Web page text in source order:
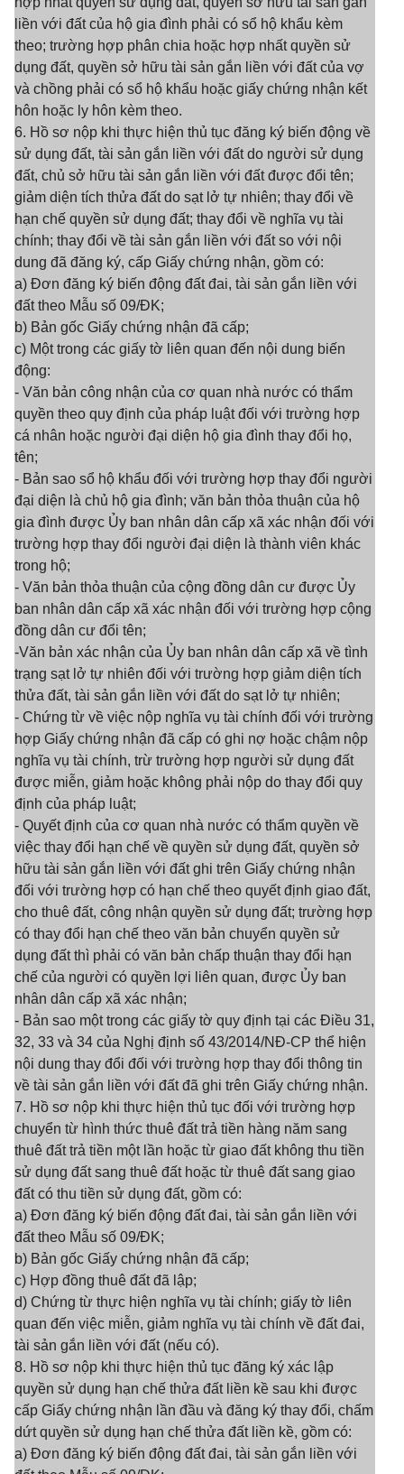
liền với đất của hộ gia đình phải có sổ hộ khẩu kèm
theo; trường hợp phân chia hoặc hợp nhất quyền sử
dụng đất, quyền sở hữu tài sản gắn liền với đất của vợ
và chồng phải có sổ hộ khẩu hoặc giấy chứng nhận kết
hôn hoặc ly hôn kèm theo.
6. Hồ sơ nộp khi thực hiện thủ tục đăng ký biến động về
sử dụng đất, tài sản gắn liền với đất do người sử dụng
đất, chủ sở hữu tài sản gắn liền với đất được đổi tên;
giảm diện tích thửa đất do sạt lở tự nhiên; thay đổi về
hạn chế quyền sử dụng đất; thay đổi về nghĩa vụ tài
chính; thay đổi về tài sản gắn liền với đất so với nội
dung đã đăng ký, cấp Giấy chứng nhận, gồm có:
a) Đơn đăng ký biến động đất đai, tài sản gắn liền với
đất theo Mẫu số 09/ĐK;
b) Bản gốc Giấy chứng nhận đã cấp;
c) Một trong các giấy tờ liên quan đến nội dung biến
động:
- Văn bản công nhận của cơ quan nhà nước có thẩm
quyền theo quy định của pháp luật đối với trường hợp
cá nhân hoặc người đại diện hộ gia đình thay đổi họ,
tên;
- Bản sao sổ hộ khẩu đối với trường hợp thay đổi người
đại diện là chủ hộ gia đình; văn bản thỏa thuận của hộ
gia đình được Ủy ban nhân dân cấp xã xác nhận đối với
trường hợp thay đổi người đại diện là thành viên khác
trong hộ;
- Văn bản thỏa thuận của cộng đồng dân cư được Ủy
ban nhân dân cấp xã xác nhận đối với trường hợp cộng
đồng dân cư đổi tên;
-Văn bản xác nhận của Ủy ban nhân dân cấp xã về tình
trạng sạt lở tự nhiên đối với trường hợp giảm diện tích
thửa đất, tài sản gắn liền với đất do sạt lở tự nhiên;
- Chứng từ về việc nộp nghĩa vụ tài chính đối với trường
hợp Giấy chứng nhận đã cấp có ghi nợ hoặc chậm nộp
nghĩa vụ tài chính, trừ trường hợp người sử dụng đất
được miễn, giảm hoặc không phải nộp do thay đổi quy
định của pháp luật;
- Quyết định của cơ quan nhà nước có thẩm quyền về
việc thay đổi hạn chế về quyền sử dụng đất, quyền sở
hữu tài sản gắn liền với đất ghi trên Giấy chứng nhận
đối với trường hợp có hạn chế theo quyết định giao đất,
cho thuê đất, công nhận quyền sử dụng đất; trường hợp
có thay đổi hạn chế theo văn bản chuyển quyền sử
dụng đất thì phải có văn bản chấp thuận thay đổi hạn
chế của người có quyền lợi liên quan, được Ủy ban
nhân dân cấp xã xác nhận;
- Bản sao một trong các giấy tờ quy định tại các Điều 31,
32, 33 và 34 của Nghị định số 43/2014/NĐ-CP thể hiện
nội dung thay đổi đối với trường hợp thay đổi thông tin
về tài sản gắn liền với đất đã ghi trên Giấy chứng nhận.
7. Hồ sơ nộp khi thực hiện thủ tục đối với trường hợp
chuyển từ hình thức thuê đất trả tiền hàng năm sang
thuê đất trả tiền một lần hoặc từ giao đất không thu tiền
sử dụng đất sang thuê đất hoặc từ thuê đất sang giao
đất có thu tiền sử dụng đất, gồm có:
a) Đơn đăng ký biến động đất đai, tài sản gắn liền với
đất theo Mẫu số 09/ĐK;
b) Bản gốc Giấy chứng nhận đã cấp;
c) Hợp đồng thuê đất đã lập;
d) Chứng từ thực hiện nghĩa vụ tài chính; giấy tờ liên
quan đến việc miễn, giảm nghĩa vụ tài chính về đất đai,
tài sản gắn liền với đất (nếu có).
8. Hồ sơ nộp khi thực hiện thủ tục đăng ký xác lập
quyền sử dụng hạn chế thửa đất liền kề sau khi được
cấp Giấy chứng nhận lần đầu và đăng ký thay đổi, chấm
dứt quyền sử dụng hạn chế thửa đất liền kề, gồm có:
a) Đơn đăng ký biến động đất đai, tài sản gắn liền với